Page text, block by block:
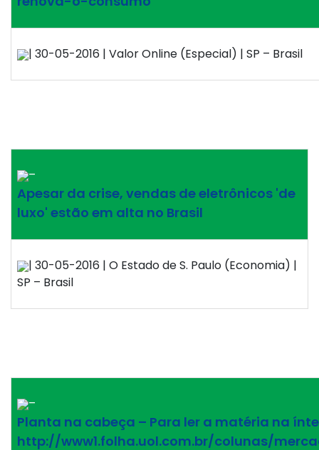
| 30-05-2016 | Valor Online (Especial) | SP – Brasil
–
Apesar da crise, vendas de eletrônicos 'de
luxo' estão em alta no Brasil
| 30-05-2016 | O Estado de S. Paulo (Economia) |
SP – Brasil
–
Planta na cabeça – Para ler a matéria na
http://www1.folha.uol.com.br/colunas/